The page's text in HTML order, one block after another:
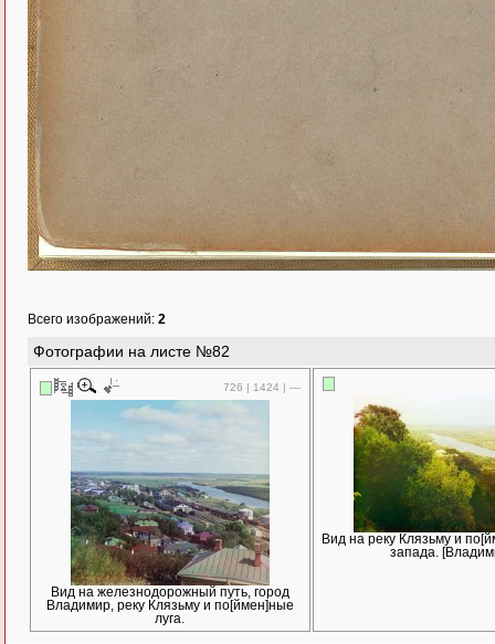
Всего изображений: 2
Фотографии на листе №82
726 | 1424 | —
Вид на железнодорожный путь, город
Владимир, реку Клязьму и по[ймен]ные
луга.
Вид на реку Клязьму и
запада.